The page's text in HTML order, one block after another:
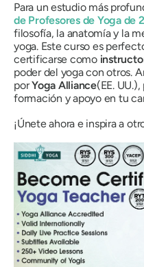
Para un estudio más
de Profesores de Yoga de
filosofía, la anatomía y la
yoga. Este curso es
certificarse como
poder del yoga con otros.
porYoga Alliance(EE.
formación y apoyo en tu
¡Únete ahora e inspira a